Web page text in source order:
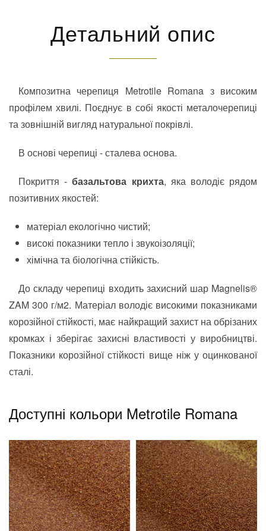
Детальний опис
Композитна черепиця Metrotile Romana з високим
профілем хвилі. Поєднує в собі якості металочерепиці
та зовнішній вигляд натуральної покрівлі.
В основі черепиці - сталева основа.
Покриття -базальтова крихта, яка володіє рядом
позитивних якостей:
матеріал екологічно чистий;
високі показники тепло і звукоізоляції;
хімічна та біологічна стійкість.
До складу черепиці входить захисний шар Magnelis®
ZAM 300 г/м2. Матеріал володіє високими показниками
корозійної стійкості, має найкращий захист на обрізаних
кромках і зберігає захисні властивості у виробництві.
Показники корозійної стійкості вище ніж у оцинкованої
сталі.
Доступні кольори Metrotile Romana